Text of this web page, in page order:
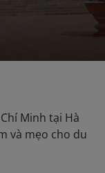
Minh tại Hà
và mẹo cho du